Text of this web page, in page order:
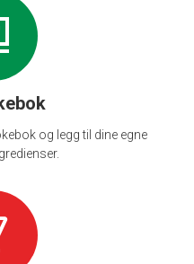
og legg til dine egne